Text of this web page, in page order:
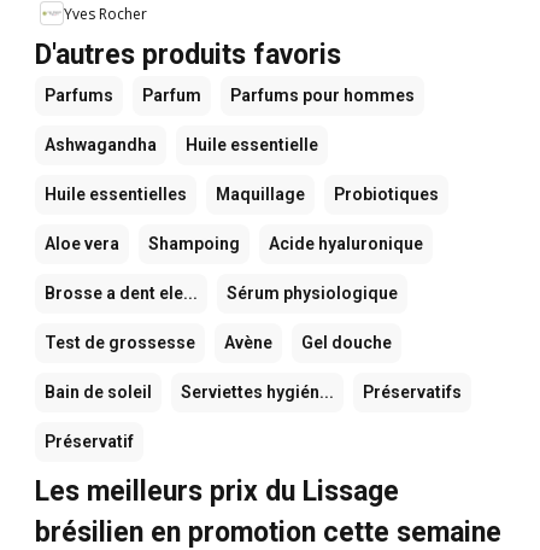
Yves Rocher
D'autres produits favoris
Parfums Parfum Parfums pour hommes
Ashwagandha Huile essentielle
Huile essentielles Maquillage Probiotiques
Aloe vera Shampoing Acide hyaluronique
Brosse a dent ele... Sérum physiologique
Test de grossesse Avène Gel douche
Bain de soleil Serviettes hygién... Préservatifs
Préservatif
Les meilleurs prix du Lissage
brésilien en promotion cette semaine